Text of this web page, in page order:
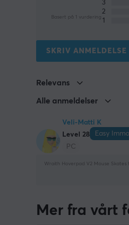
Basert på 1 vurdering
3
2
1
SKRIV ANMELDELSE
Relevans
Alle anmeldelser
Veli-Matti K
Level 28
Easy
PC
Wraith Hoverpad V2 Mouse Skates
Mer fra vårt